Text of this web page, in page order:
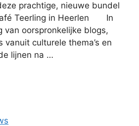
prachtige, nieuwe bundel
Teerling in Heerlen In
van oorspronkelijke blogs,
vanuit culturele thema’s en
lijnen na …